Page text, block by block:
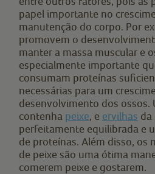
papel importante no
manutenção do corpo. Por
promovem o
manter a massa muscular e
especialmente importante
consumam proteínas
necessárias para um
desenvolvimento dos ossos.
contenha peixe, e ervilhas da
perfeitamente equilibrada e
de proteínas. Além disso, os
de peixe são uma ótima
comerem peixe e gostarem.